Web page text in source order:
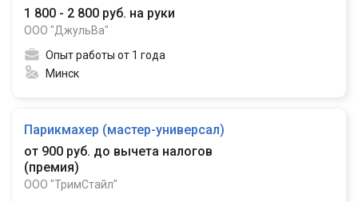
1 800 - 2 800 руб. на руки
ООО "ДжульВа"
Опыт работы от 1 года
Минск
Парикмахер (мастер-универсал)
от 900 руб. до вычета налогов
(премия)
ООО "ТримСтайл"